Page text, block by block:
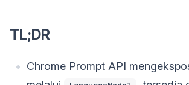
TL;DR
Chrome Prompt API